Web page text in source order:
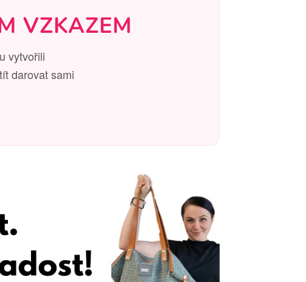
VZKAZEM
vytvořili
darovat sami